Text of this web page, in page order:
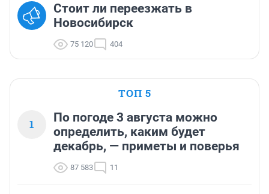
Стоит ли переезжать в
Новосибирск
75 120 404
ТОП 5
1
По погоде 3 августа можно
определить, каким будет
декабрь, — приметы и поверья
87 583 11